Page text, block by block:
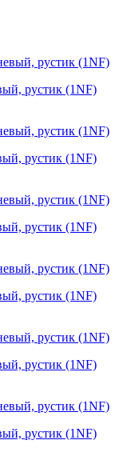
рустик (1NF)
рустик (1NF)
рустик (1NF)
рустик (1NF)
рустик (1NF)
рустик (1NF)